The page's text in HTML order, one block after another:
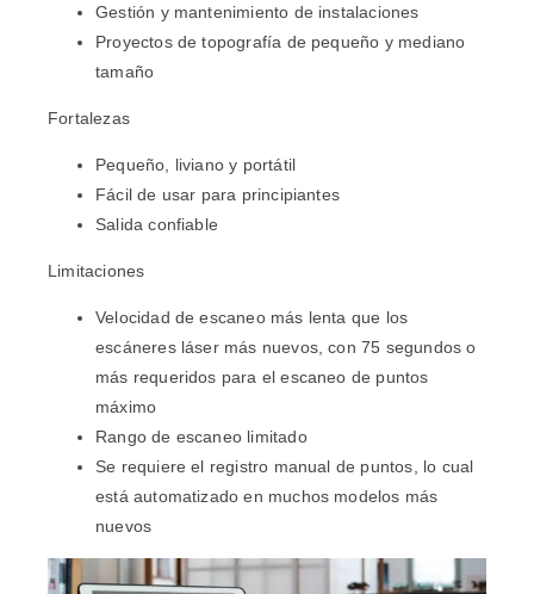
Gestión y mantenimiento de instalaciones
Proyectos de topografía de pequeño y mediano
tamaño
Fortalezas
Pequeño, liviano y portátil
Fácil de usar para principiantes
Salida confiable
Limitaciones
Velocidad de escaneo más lenta que los
escáneres láser más nuevos, con 75 segundos o
más requeridos para el escaneo de puntos
máximo
Rango de escaneo limitado
Se requiere el registro manual de puntos, lo cual
está automatizado en muchos modelos más
nuevos